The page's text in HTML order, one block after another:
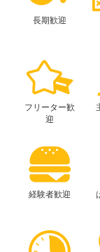
長期歓迎
フリーター歓
迎
経験者歓迎